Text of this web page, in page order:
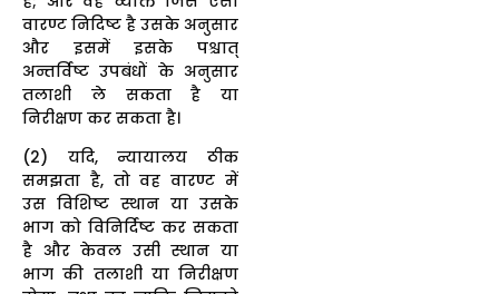
वारण्ट निदिष्ट है उसके अनुसार
और इसमें इसके पश्चात्
अन्तर्विष्ट उपबंधों के अनुसार
तलाशी ले सकता है या
निरीक्षण कर सकता है।
(2) यदि, न्यायालय ठीक
समझता है, तो वह वारण्ट में
उस विशिष्ट स्थान या उसके
भाग को विनिर्दिष्ट कर सकता
है और केवल उसी स्थान या
भाग की तलाशी या निरीक्षण